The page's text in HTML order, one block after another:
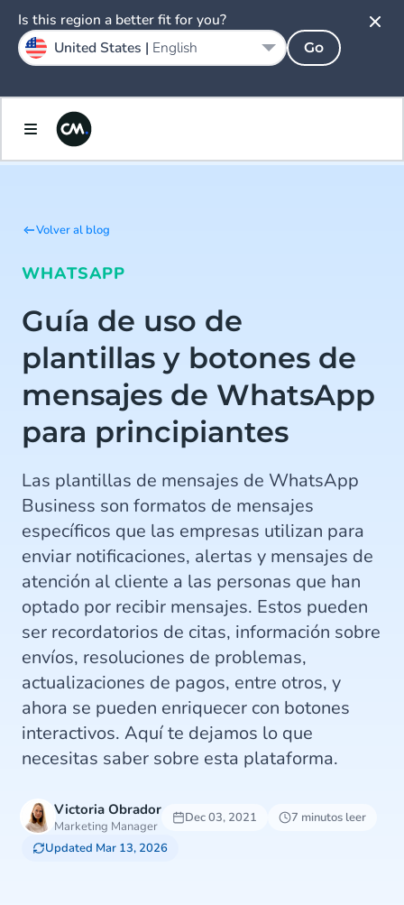
Volver al blog
WHATSAPP
Guía de uso de
plantillas y botones de
mensajes de WhatsApp
para principiantes
Las plantillas de mensajes de WhatsApp
Business son formatos de mensajes
específicos que las empresas utilizan para
enviar notificaciones, alertas y mensajes de
atención al cliente a las personas que han
optado por recibir mensajes. Estos pueden
ser recordatorios de citas, información sobre
envíos, resoluciones de problemas,
actualizaciones de pagos, entre otros, y
ahora se pueden enriquecer con botones
interactivos. Aquí te dejamos lo que
necesitas saber sobre esta plataforma.
Victoria Obrador
Marketing Manager
Dec 03, 2021
7 minutos leer
Updated Mar 13, 2026
Is this region a better fit for you?
United States | English Go